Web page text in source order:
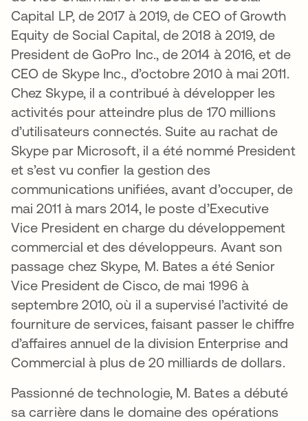
Capital LP, de 2017 à 2019, de CEO of Growth
Equity de Social Capital, de 2018 à 2019, de
President de GoPro Inc., de 2014 à 2016, et de
CEO de Skype Inc., d’octobre 2010 à mai 2011.
Chez Skype, il a contribué à développer les
activités pour atteindre plus de 170 millions
d’utilisateurs connectés. Suite au rachat de
Skype par Microsoft, il a été nommé President
et s’est vu confier la gestion des
communications unifiées, avant d’occuper, de
mai 2011 à mars 2014, le poste d’Executive
Vice President en charge du développement
commercial et des développeurs. Avant son
passage chez Skype, M. Bates a été Senior
Vice President de Cisco, de mai 1996 à
septembre 2010, où il a supervisé l’activité de
fourniture de services, faisant passer le chiffre
d’affaires annuel de la division Enterprise and
Commercial à plus de 20 milliards de dollars.
Passionné de technologie, M. Bates a débuté
sa carrière dans le domaine des opérations